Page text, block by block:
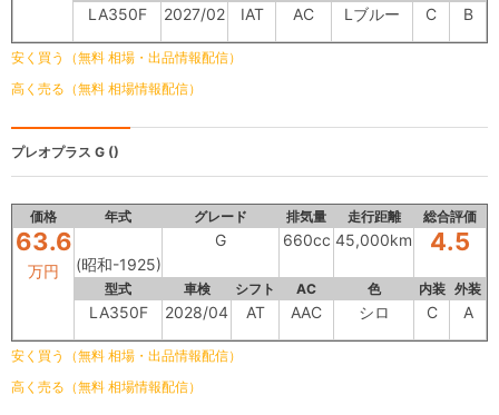
LA350F 2027/02 IAT AC Lブルー C B
安く買う（無料 相場・出品情報配信）
高く売る（無料 相場情報配信）
プレオプラス G ()
価格 年式 グレード 排気量 走行距離 総合評価
63.6
万円 (昭和-1925)
G 660cc 45,000km 4.5
型式 車検 シフト AC 色 内装 外装
LA350F 2028/04 AT AAC シロ C A
安く買う（無料 相場・出品情報配信）
高く売る（無料 相場情報配信）